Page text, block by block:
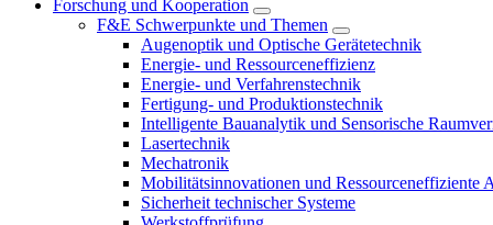
Forschung und Kooperation
F&E Schwerpunkte und Themen
Augenoptik und Optische Gerätetechnik
Energie- und Ressourceneffizienz
Energie- und Verfahrenstechnik
Fertigung- und Produktionstechnik
Intelligente Bauanalytik und Sensorische
Lasertechnik
Mechatronik
Mobilitätsinnovationen und Ressourceneffiziente
Sicherheit technischer Systeme